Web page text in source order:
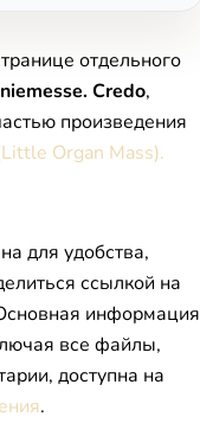
отдельного
Credo,
произведения
Organ Mass).
для удобства,
ссылкой на
информация
все файлы,
доступна на
.